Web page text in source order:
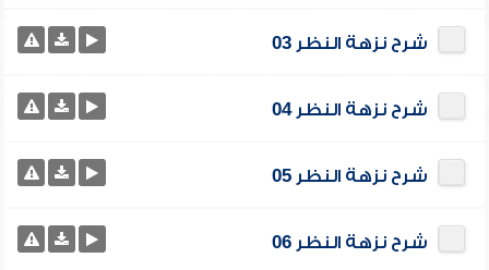
شرح نزهة النظر 03
شرح نزهة النظر 04
شرح نزهة النظر 05
شرح نزهة النظر 06